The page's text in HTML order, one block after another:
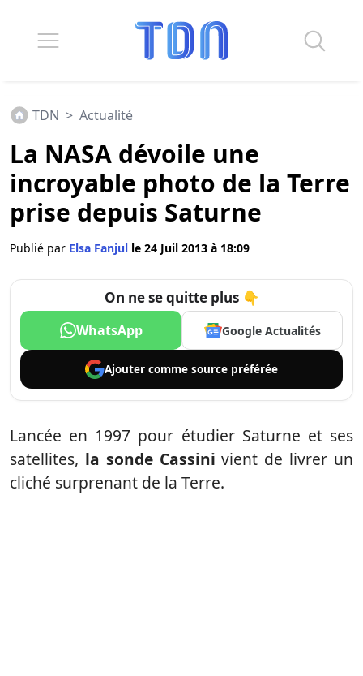
TDN > Actualité
La NASA dévoile une
incroyable photo de la Terre
prise depuis Saturne
Publié par Elsa Fanjul le 24 Juil 2013 à 18:09
On ne se quitte plus 👇
WhatsApp Google Actualités
Ajouter comme source préférée
Lancée en 1997 pour étudier Saturne et ses
satellites, la sonde Cassini vient de livrer un
cliché surprenant de la Terre.